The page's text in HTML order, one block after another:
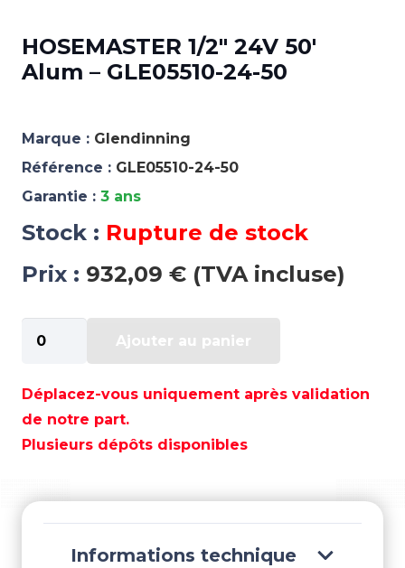
HOSEMASTER 1/2″ 24V 50′
Alum – GLE05510-24-50
Marque : Glendinning
Référence : GLE05510-24-50
Garantie : 3 ans
Stock : Rupture de stock
Prix : 932,09 € (TVA incluse)
de
1/2"
24V
50'
GLE05510-
24-
Ajouter au panier
Déplacez-vous uniquement après validation
de notre part.
Plusieurs dépôts disponibles
Informations technique